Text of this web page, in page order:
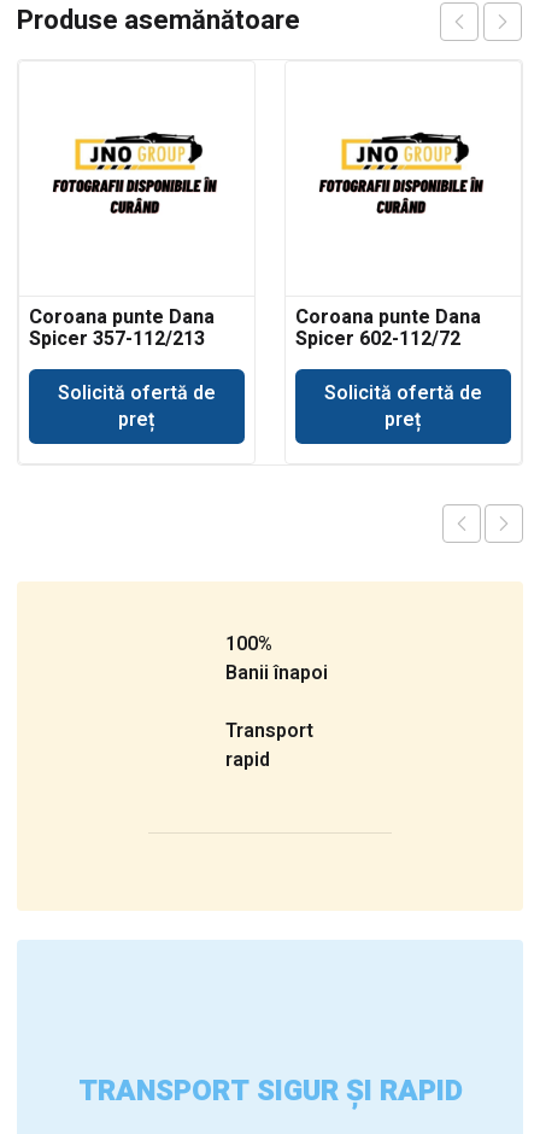
Produse asemănătoare
Coroana punte Dana
Spicer 357-112/213
Solicită ofertă de
preț
Coroana punte Dana
Spicer 602-112/72
Solicită ofertă de
preț
100%
Banii înapoi
Transport
rapid
TRANSPORT SIGUR ȘI RAPID